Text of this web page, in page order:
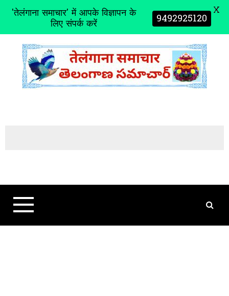
t
'तेलंगाना समाचार' में आपके विज्ञापन के
लिए संपर्क करें 9492925120 X